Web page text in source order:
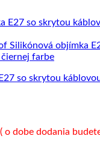
so skrytou
o dobe dodania